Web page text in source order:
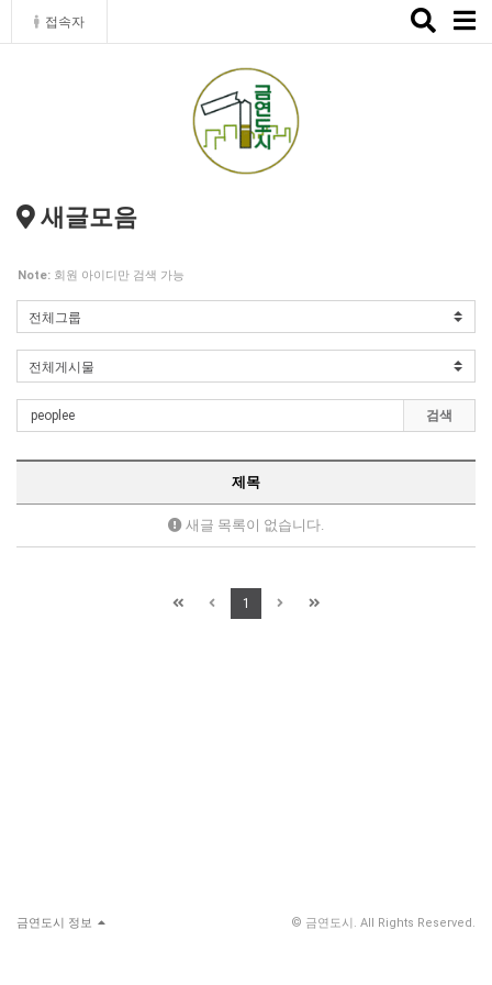
접속자
Toggle
새글모음
Note: 회원 아이디만 검색 가능
검색
제목
새글 목록이 없습니다.
1
금연도시 정보 © 금연도시. All Rights Reserved.